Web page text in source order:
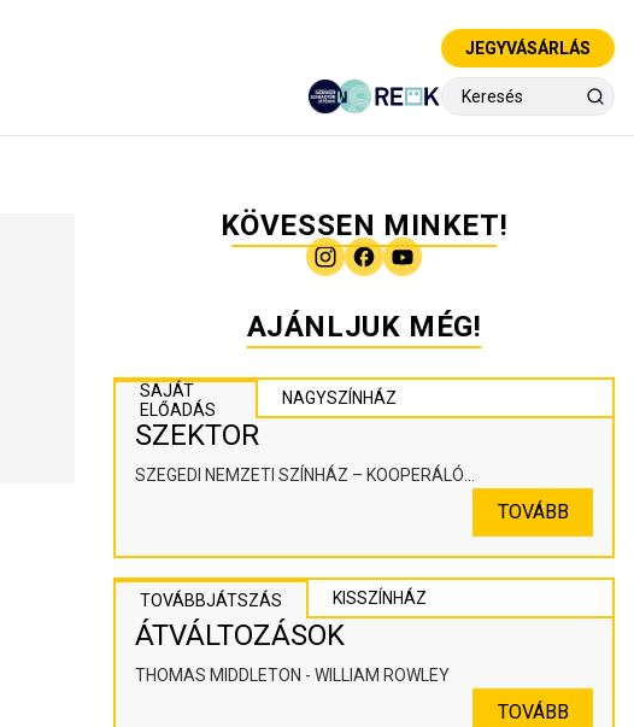
JEGYVÁSÁRLÁS
KÖVESSEN MINKET!
AJÁNLJUK MÉG!
SAJÁT
ELŐADÁS
NAGYSZÍNHÁZ
SZEKTOR
SZEGEDI NEMZETI SZÍNHÁZ – KOOPERÁLÓ
TOVÁBB
TOVÁBBJÁTSZÁS KISSZÍNHÁZ
ÁTVÁLTOZÁSOK
THOMAS MIDDLETON - WILLIAM ROWLEY
TOVÁBB